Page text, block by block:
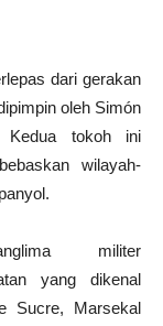
dari gerakan
oleh Simón
tokoh ini
wilayah-
militer
yang dikenal
Sucre, Marsekal